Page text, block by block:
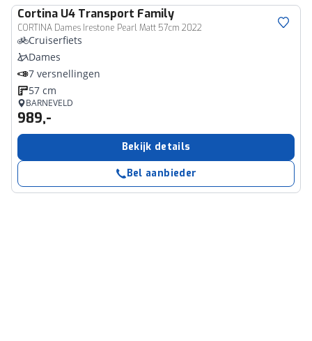
Cortina U4 Transport Family
CORTINA Dames Irestone Pearl Matt 57cm 2022
Cruiserfiets
Dames
7 versnellingen
57 cm
BARNEVELD
989,-
Bekijk details
Bel aanbieder